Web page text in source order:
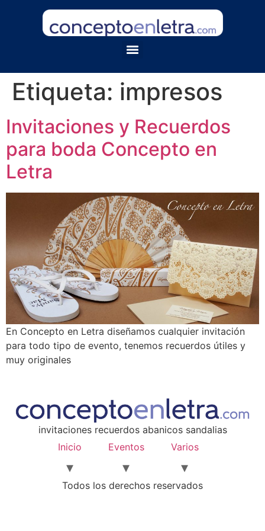
Etiqueta: impresos
Invitaciones y Recuerdos
para boda Concepto en
Letra
En Concepto en Letra diseñamos cualquier invitación
para todo tipo de evento, tenemos recuerdos útiles y
muy originales
invitaciones recuerdos abanicos sandalias
Inicio
Eventos Varios
Todos los derechos reservados